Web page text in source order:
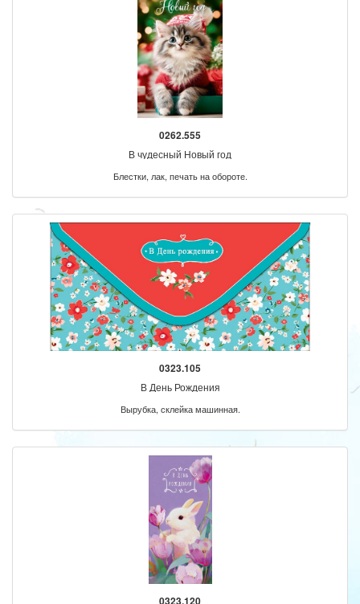
0262.555
В чудесный Новый год
Блестки, лак, печать на обороте.
0323.105
В День Рождения
Вырубка, склейка машинная.
0323.120